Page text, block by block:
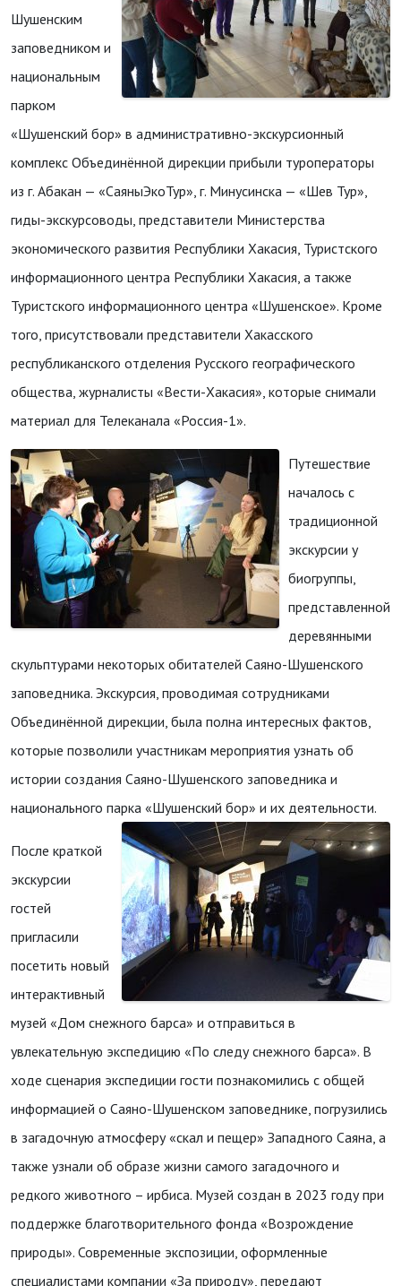
Шушенским
заповедником и
национальным
парком
«Шушенский бор» в административно-экскурсионный
комплекс Объединённой дирекции прибыли туроператоры
из г. Абакан — «СаяныЭкоТур», г. Минусинска — «Шев Тур»,
гиды-экскурсоводы, представители Министерства
экономического развития Республики Хакасия, Туристского
информационного центра Республики Хакасия, а также
Туристского информационного центра «Шушенское». Кроме
того, присутствовали представители Хакасского
республиканского отделения Русского географического
общества, журналисты «Вести-Хакасия», которые снимали
материал для Телеканала «Россия-1».
Путешествие
началось с
традиционной
экскурсии у
биогруппы,
представленной
деревянными
скульптурами некоторых обитателей Саяно-Шушенского
заповедника. Экскурсия, проводимая сотрудниками
Объединённой дирекции, была полна интересных фактов,
которые позволили участникам мероприятия узнать об
истории создания Саяно-Шушенского заповедника и
национального парка «Шушенский бор» и их деятельности.
После краткой
экскурсии
гостей
пригласили
посетить новый
интерактивный
музей «Дом снежного барса» и отправиться в
увлекательную экспедицию «По следу снежного барса». В
ходе сценария экспедиции гости познакомились с общей
информацией о Саяно-Шушенском заповеднике, погрузились
в загадочную атмосферу «скал и пещер» Западного Саяна, а
также узнали об образе жизни самого загадочного и
редкого животного – ирбиса. Музей создан в 2023 году при
поддержке благотворительного фонда «Возрождение
природы». Современные экспозиции, оформленные
специалистами компании «За природу», передают